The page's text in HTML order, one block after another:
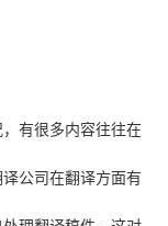
有很多内容往往在
公司在翻译方面有